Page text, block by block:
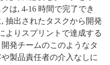
は, 4-16 時間で完了でき
抽出されたタスクから開発
よりスプリントで達成する
発チームのこのようなタ
製品責任者の介入なしに